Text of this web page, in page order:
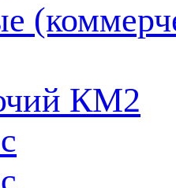
КМ2